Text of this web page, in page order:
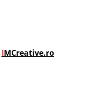
IMCreative.ro